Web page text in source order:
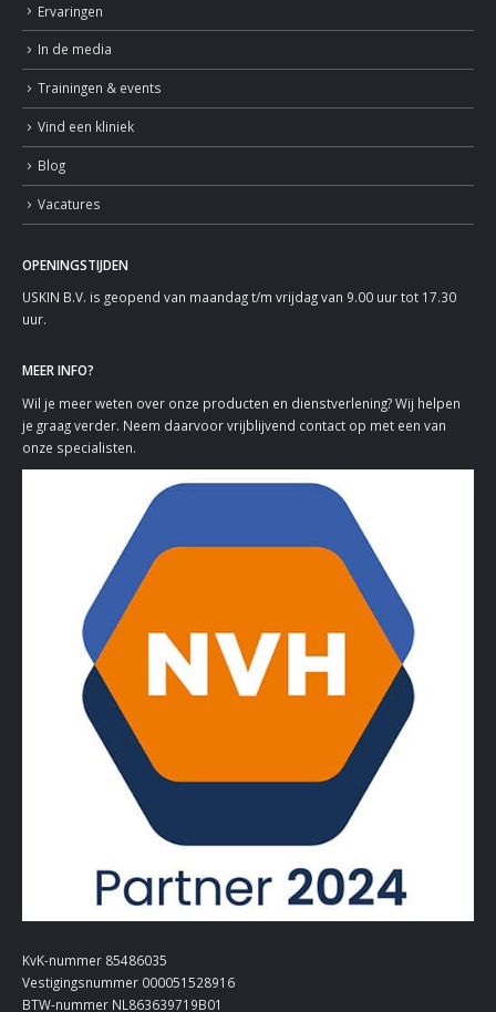
Ervaringen
In de media
Trainingen & events
Vind een kliniek
Blog
Vacatures
OPENINGSTIJDEN
USKIN B.V. is geopend van maandag t/m vrijdag van 9.00 uur tot 17.30
uur.
MEER INFO?
Wil je meer weten over onze producten en dienstverlening? Wij helpen
je graag verder. Neem daarvoor vrijblijvend contact op met een van
onze specialisten.
KvK-nummer 85486035
Vestigingsnummer 000051528916
BTW-nummer NL863639719B01